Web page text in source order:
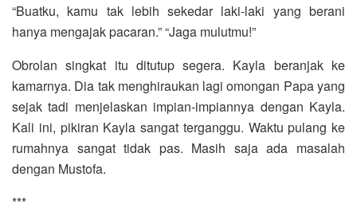
“Buatku, kamu tak lebih sekedar laki-laki yang berani
hanya mengajak pacaran.” “Jaga mulutmu!”
Obrolan singkat itu ditutup segera. Kayla beranjak ke
kamarnya. Dia tak menghiraukan lagi omongan Papa yang
sejak tadi menjelaskan impian-impiannya dengan Kayla.
Kali ini, pikiran Kayla sangat terganggu. Waktu pulang ke
rumahnya sangat tidak pas. Masih saja ada masalah
dengan Mustofa.
***